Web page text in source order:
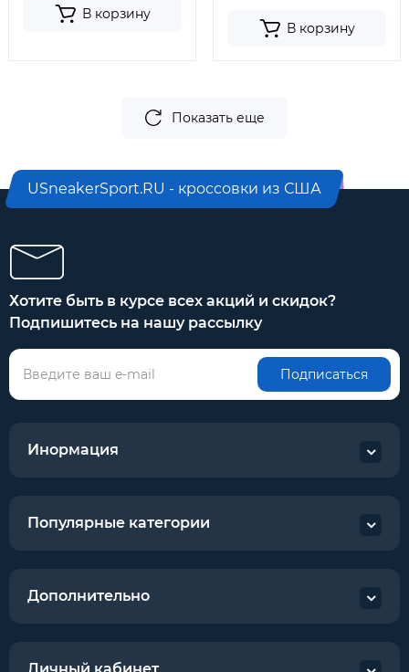
В корзину
В корзину
Показать еще
USneakerSport.RU - кроссовки из США
Хотите быть в курсе всех акций и скидок?
Подпишитесь на нашу рассылку
Подписаться
Инормация
Популярные категории
Дополнительно
Личный кабинет